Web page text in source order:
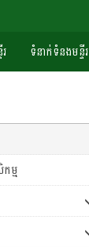
ទំនាក់ទំនងមន្ទីរ
ម្ម